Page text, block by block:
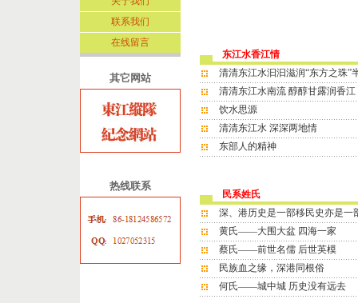
联系我们
在线留言
其它网站
热线联系
东江水香江情
清清东江水汩汩滋润“东方之珠”
清清东江水南流 醇醇甘露润香江
饮水思源
清清东江水 深深两地情
东部人的精神
民系姓氏
深、港历史是一部移民史亦是一
黄氏——大围大盆 四海一家
蔡氏——前世名儒 后世英模
民族血之缘，深港同根俗
何氏——城中城 历史没有远去